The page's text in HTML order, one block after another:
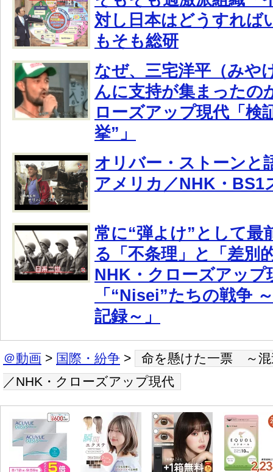
対し日本はどうすれば
もそも総研
なぜ、三宅洋平（みや
んに支持が集まったの
ローズアップ現代「検
挙”」
オリバー・ストーンと
アメリカ／NHK・BS1
常に“弾よけ”として最
る「不条理」と「差別
NHK・クローズアップ
「“Nisei”たちの戦争
記録～」
＠動画 > 国際・紛争 >
命を懸けた一票 ～
／NHK・クローズアップ現代